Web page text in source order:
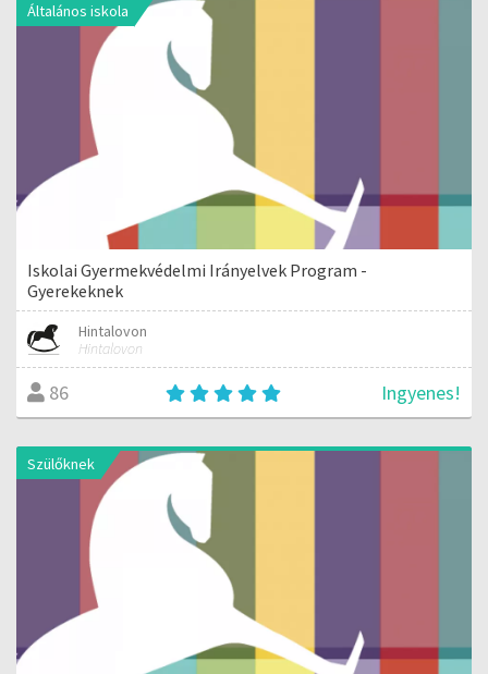
Általános iskola
Iskolai Gyermekvédelmi Irányelvek Program -
Gyerekeknek
Hintalovon
Hintalovon
86 Ingyenes!
Szülőknek